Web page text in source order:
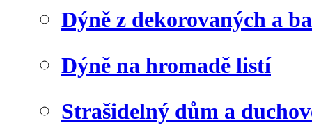
Dýně z dekorovaných a
Dýně na hromadě listí
Strašidelný dům a